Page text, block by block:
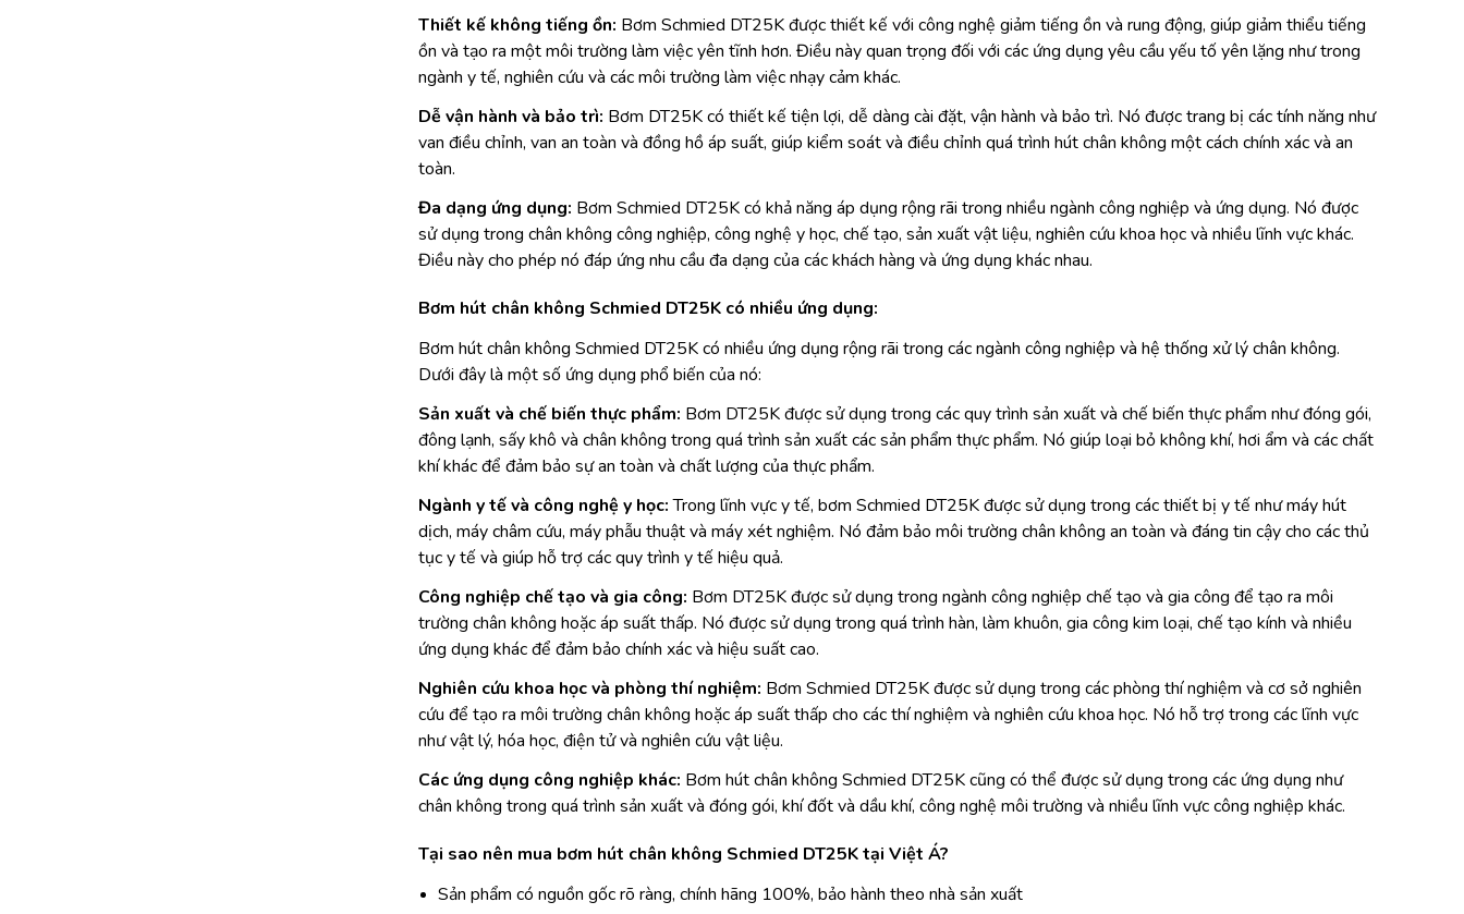
Thiết kế không tiếng ồn: Bơm Schmied DT25K được thiết kế với công nghệ giảm tiếng ồn và rung động, giúp giảm thiểu tiếng
ồn và tạo ra một môi trường làm việc yên tĩnh hơn. Điều này quan trọng đối với các ứng dụng yêu cầu yếu tố yên lặng như trong
ngành y tế, nghiên cứu và các môi trường làm việc nhạy cảm khác.
Dễ vận hành và bảo trì: Bơm DT25K có thiết kế tiện lợi, dễ dàng cài đặt, vận hành và bảo trì. Nó được trang bị các tính năng như
van điều chỉnh, van an toàn và đồng hồ áp suất, giúp kiểm soát và điều chỉnh quá trình hút chân không một cách chính xác và an
toàn.
Đa dạng ứng dụng: Bơm Schmied DT25K có khả năng áp dụng rộng rãi trong nhiều ngành công nghiệp và ứng dụng. Nó được
sử dụng trong chân không công nghiệp, công nghệ y học, chế tạo, sản xuất vật liệu, nghiên cứu khoa học và nhiều lĩnh vực khác.
Điều này cho phép nó đáp ứng nhu cầu đa dạng của các khách hàng và ứng dụng khác nhau.
Bơm hút chân không Schmied DT25K có nhiều ứng dụng:
Bơm hút chân không Schmied DT25K có nhiều ứng dụng rộng rãi trong các ngành công nghiệp và hệ thống xử lý chân không.
Dưới đây là một số ứng dụng phổ biến của nó:
Sản xuất và chế biến thực phẩm: Bơm DT25K được sử dụng trong các quy trình sản xuất và chế biến thực phẩm như đóng gói,
đông lạnh, sấy khô và chân không trong quá trình sản xuất các sản phẩm thực phẩm. Nó giúp loại bỏ không khí, hơi ẩm và các chất
khí khác để đảm bảo sự an toàn và chất lượng của thực phẩm.
Ngành y tế và công nghệ y học:Trong lĩnh vực y tế, bơm Schmied DT25K được sử dụng trong các thiết bị y tế như máy hút
dịch, máy châm cứu, máy phẫu thuật và máy xét nghiệm. Nó đảm bảo môi trường chân không an toàn và đáng tin cậy cho các thủ
tục y tế và giúp hỗ trợ các quy trình y tế hiệu quả.
Công nghiệp chế tạo và gia công: Bơm DT25K được sử dụng trong ngành công nghiệp chế tạo và gia công để tạo ra môi
trường chân không hoặc áp suất thấp. Nó được sử dụng trong quá trình hàn, làm khuôn, gia công kim loại, chế tạo kính và nhiều
ứng dụng khác để đảm bảo chính xác và hiệu suất cao.
Nghiên cứu khoa học và phòng thí nghiệm: Bơm Schmied DT25K được sử dụng trong các phòng thí nghiệm và cơ sở nghiên
cứu để tạo ra môi trường chân không hoặc áp suất thấp cho các thí nghiệm và nghiên cứu khoa học. Nó hỗ trợ trong các lĩnh vực
như vật lý, hóa học, điện tử và nghiên cứu vật liệu.
Các ứng dụng công nghiệp khác: Bơm hút chân không Schmied DT25K cũng có thể được sử dụng trong các ứng dụng như
chân không trong quá trình sản xuất và đóng gói, khí đốt và dầu khí, công nghệ môi trường và nhiều lĩnh vực công nghiệp khác.
Tại sao nên mua bơm hút chân không Schmied DT25K tại Việt Á?
Sản phẩm có nguồn gốc rõ ràng, chính hãng 100%, bảo hành theo nhà sản xuất